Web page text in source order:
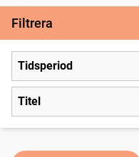
Filtrera
Tidsperiod
Titel